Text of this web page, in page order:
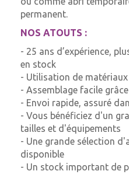
permanent.
NOS ATOUTS :
- 25 ans d’expérience,
en stock
- Utilisation de
- Assemblage facile
- Envoi rapide, assuré
- Vous bénéficiez d'un
tailles et d'équipements
- Une grande sélection
disponible
- Un stock important de